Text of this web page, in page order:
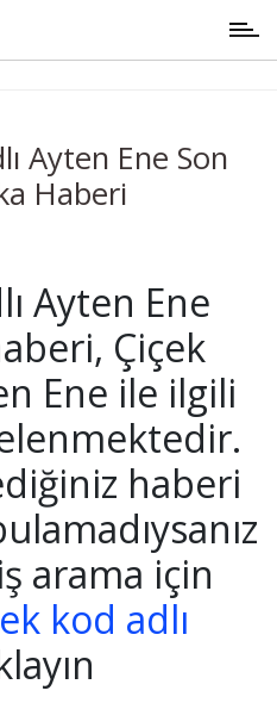
Ayten Ene Son
Haberi
Ayten Ene
Çiçek
Ene ile ilgili
haberi
arama için
kod adlı